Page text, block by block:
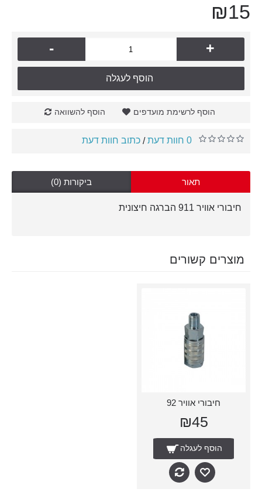
₪15
- +
הוסף לעגלה
הוסף לרשימת מועדפים הוסף להשוואה
0 חוות דעת / כתוב חוות דעת
תאור ביקורות (0)
חיבורי אוויר 911 הברגה חיצונית
מוצרים קשורים
חיבורי אוויר 92
₪45
הוסף לעגלה